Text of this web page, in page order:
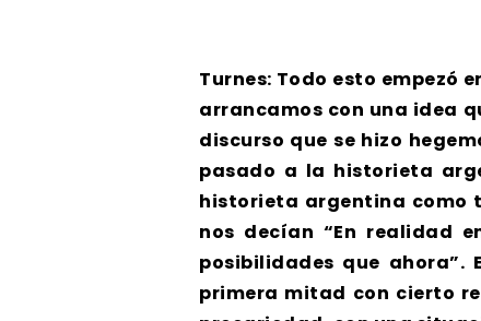
Turnes: Todo esto empezó
arrancamos con una idea
discurso que se hizo
pasado a la historieta
historieta argentina como
nos decían “En realidad
posibilidades que ahora”.
primera mitad con cierto